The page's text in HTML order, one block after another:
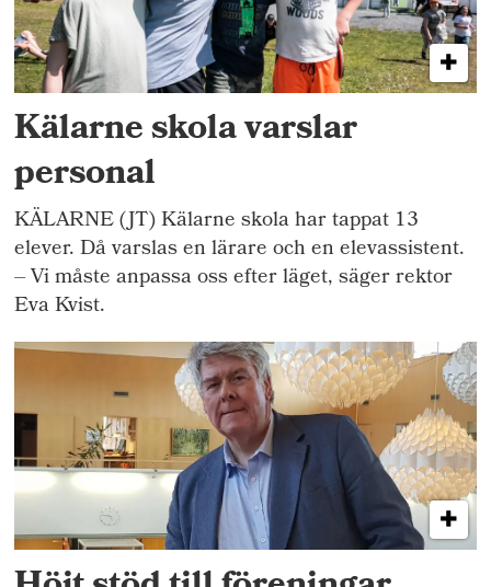
Kälarne skola varslar
personal
KÄLARNE (JT) Kälarne skola har tappat 13
elever. Då varslas en lärare och en elevassistent.
– Vi måste anpassa oss efter läget, säger rektor
Eva Kvist.